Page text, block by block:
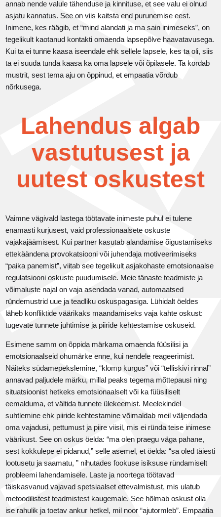
annab nende valule tähenduse ja kinnituse, et see valu ei olnud
asjatu kannatus. See on viis kaitsta end purunemise eest.
Inimene, kes räägib, et “mind alandati ja ma sain inimeseks”, on
tegelikult kaotanud kontakti omaenda lapsepõlve haavatavusega.
Kui ta ei tunne kaasa iseendale ehk sellele lapsele, kes ta oli, siis
ta ei suuda tunda kaasa ka oma lapsele või õpilasele. Ta kordab
mustrit, sest tema aju on õppinud, et empaatia võrdub
nõrkusega.
Lahendus algab
vastutusest ja
uutest oskustest
Vaimne vägivald lastega töötavate inimeste puhul ei tulene
enamasti kurjusest, vaid professionaalsete oskuste
vajakajäämisest. Kui partner kasutab alandamise õigustamiseks
ettekäändena provokatsiooni või juhendaja motiveerimiseks
“paika panemist”, viitab see tegelikult asjakohaste emotsionaalse
regulatsiooni oskuste puudumisele. Meie tänaste teadmiste ja
võimaluste najal on vaja asendada vanad, automaatsed
ründemustrid uue ja teadliku oskuspagasiga. Lühidalt öeldes
läheb konfliktide väärikaks maandamiseks vaja kahte oskust:
tugevate tunnete juhtimise ja piiride kehtestamise oskuseid.
Esimene samm on õppida märkama omaenda füüsilisi ja
emotsionaalseid ohumärke enne, kui nendele reageerimist.
Näiteks südamepekslemine, “klomp kurgus” või “telliskivi rinnal”
annavad paljudele märku, millal peaks tegema mõttepausi ning
situatsioonist hetkeks emotsionaalselt või ka füüsiliselt
eemalduma, et vältida tunnete ülekeemist. Meelekindel
suhtlemine ehk piiride kehtestamine võimaldab meil väljendada
oma vajadusi, pettumust ja piire viisil, mis ei ründa teise inimese
väärikust. See on oskus öelda: “ma olen praegu väga pahane,
sest kokkulepe ei pidanud,” selle asemel, et öelda: “sa oled täiesti
lootusetu ja saamatu, ” nihutades fookuse isiksuse ründamiselt
probleemi lahendamisele. Laste ja noortega töötavad
täiskasvanud vajavad spetsiaalset ettevalmistust, mis ulatub
metoodilistest teadmistest kaugemale. See hõlmab oskust olla
ise rahulik ja toetav ankur hetkel, mil noor “ajutormleb”. Empaatia